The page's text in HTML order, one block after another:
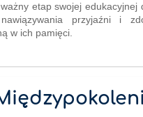
etap swojej edukacyjnej
przyjaźni i
w ich pamięci.